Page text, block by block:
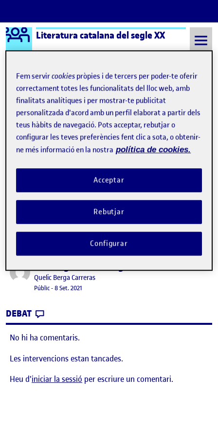
Saltar al contingut
Logo Ágora
Literatura catalana del segle XX
Semestre 20212 - Aula 1 8 Setembre, 2021
8 Setembre, 2021
Benvinguts i benvingudes!
Publicat per
Quelic Berga Carreras
Visibilitat:
Públic-Data de publicació
8 Set. 2021
DEBAT
No hi ha comentaris.
Les intervencions estan tancades.
Heu d'iniciar la sessió per escriure un comentari.
Fem servircookies pròpies i de tercers per poder-te oferir
correctament totes les funcionalitats del lloc web, amb
finalitats analítiques i per mostrar-te publicitat
personalitzada d'acord amb un perfil elaborat a partir dels
teus hàbits de navegació. Pots acceptar, rebutjar o
configurar les teves preferències fent clic a sota, o obtenir-
ne més informació en la nostra política de cookies.
Rebutjar
Acceptar
Configurar